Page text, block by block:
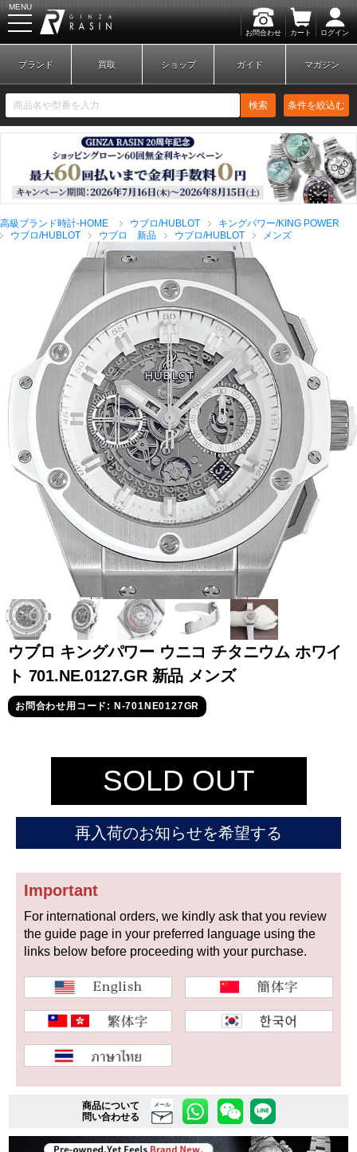
お問合わせ カート ログイン
MENU
新規会員登録 ログイン
ブランドから探す
全てのブランドを見
る
ロレックス
パテック
フィリップ
オーデマピゲ ウブロ カルティエ
グランド
セイコー
オメガ
コンスタンタン
商品の状態から探す
新品 未使用品
中古品 アンティーク品
WEB限定品
複数条件で商品を絞り込む
ブランド 買取 ショップ ガイド マガジン
検索 条件を絞込む
高級ブランド時計-HOME ウブロ/HUBLOT
キングパワー/KING POWER
ウブロ/HUBLOT
ウブロ 新品 ウブロ/HUBLOT メンズ
ウブロ キングパワー ウニコ チタニウム ホワイ
ト 701.NE.0127.GR 新品 メンズ
お問合わせ用コード: N-701NE0127GR
SOLD OUT
再入荷のお知らせを希望する
Important
For international orders, we kindly ask that you review
the guide page in your preferred language using the
links below before proceeding with your purchase.
商品について
問い合わせる
メール